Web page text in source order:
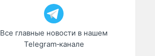
Все главные новости в нашем
Telegram‑канале